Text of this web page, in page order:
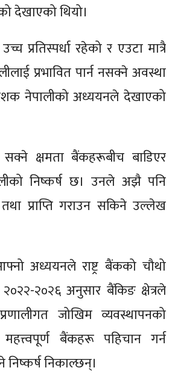
देखाएको थियो।
प्रतिस्पर्धा रहेको र एउटा मात्रै
प्रभावित पार्न नसक्ने अवस्था
नेपालीको अध्ययनले देखाएको
सक्ने क्षमता बैंकहरूबीच बाडिएर
निष्कर्ष छ। उनले अझै पनि
प्राप्ति गराउन सकिने उल्लेख
अध्ययनले राष्ट्र बैंकको चौथो
२०२६ अनुसार बैंकिङ क्षेत्रले
जोखिम व्यवस्थापनको
बैंकहरू पहिचान गर्न
निष्कर्ष निकाल्छन्।